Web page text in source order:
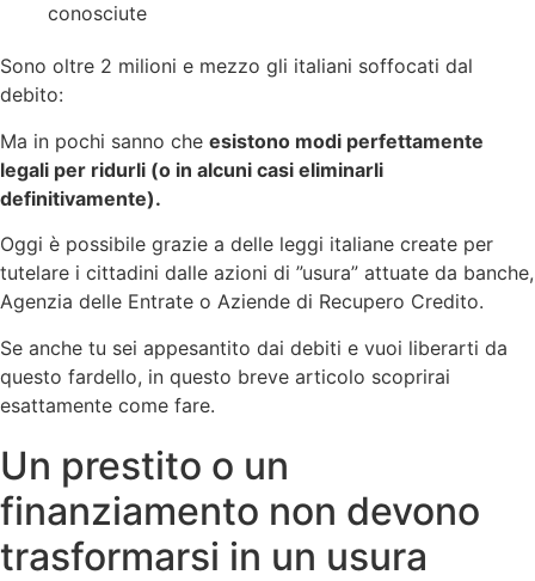
conosciute
Sono oltre 2 milioni e mezzo gli italiani soffocati dal
debito:
Ma in pochi sanno che esistono modi perfettamente
legali per ridurli (o in alcuni casi eliminarli
definitivamente).
Oggi è possibile grazie a delle leggi italiane create per
tutelare i cittadini dalle azioni di ”usura” attuate da banche,
Agenzia delle Entrate o Aziende di Recupero Credito.
Se anche tu sei appesantito dai debiti e vuoi liberarti da
questo fardello, in questo breve articolo scoprirai
esattamente come fare.
Un prestito o un
finanziamento non devono
trasformarsi in un usura